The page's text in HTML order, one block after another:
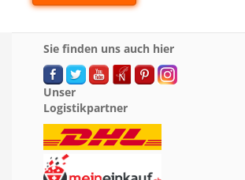
Sie finden uns auch hier
Unser
Logistikpartner